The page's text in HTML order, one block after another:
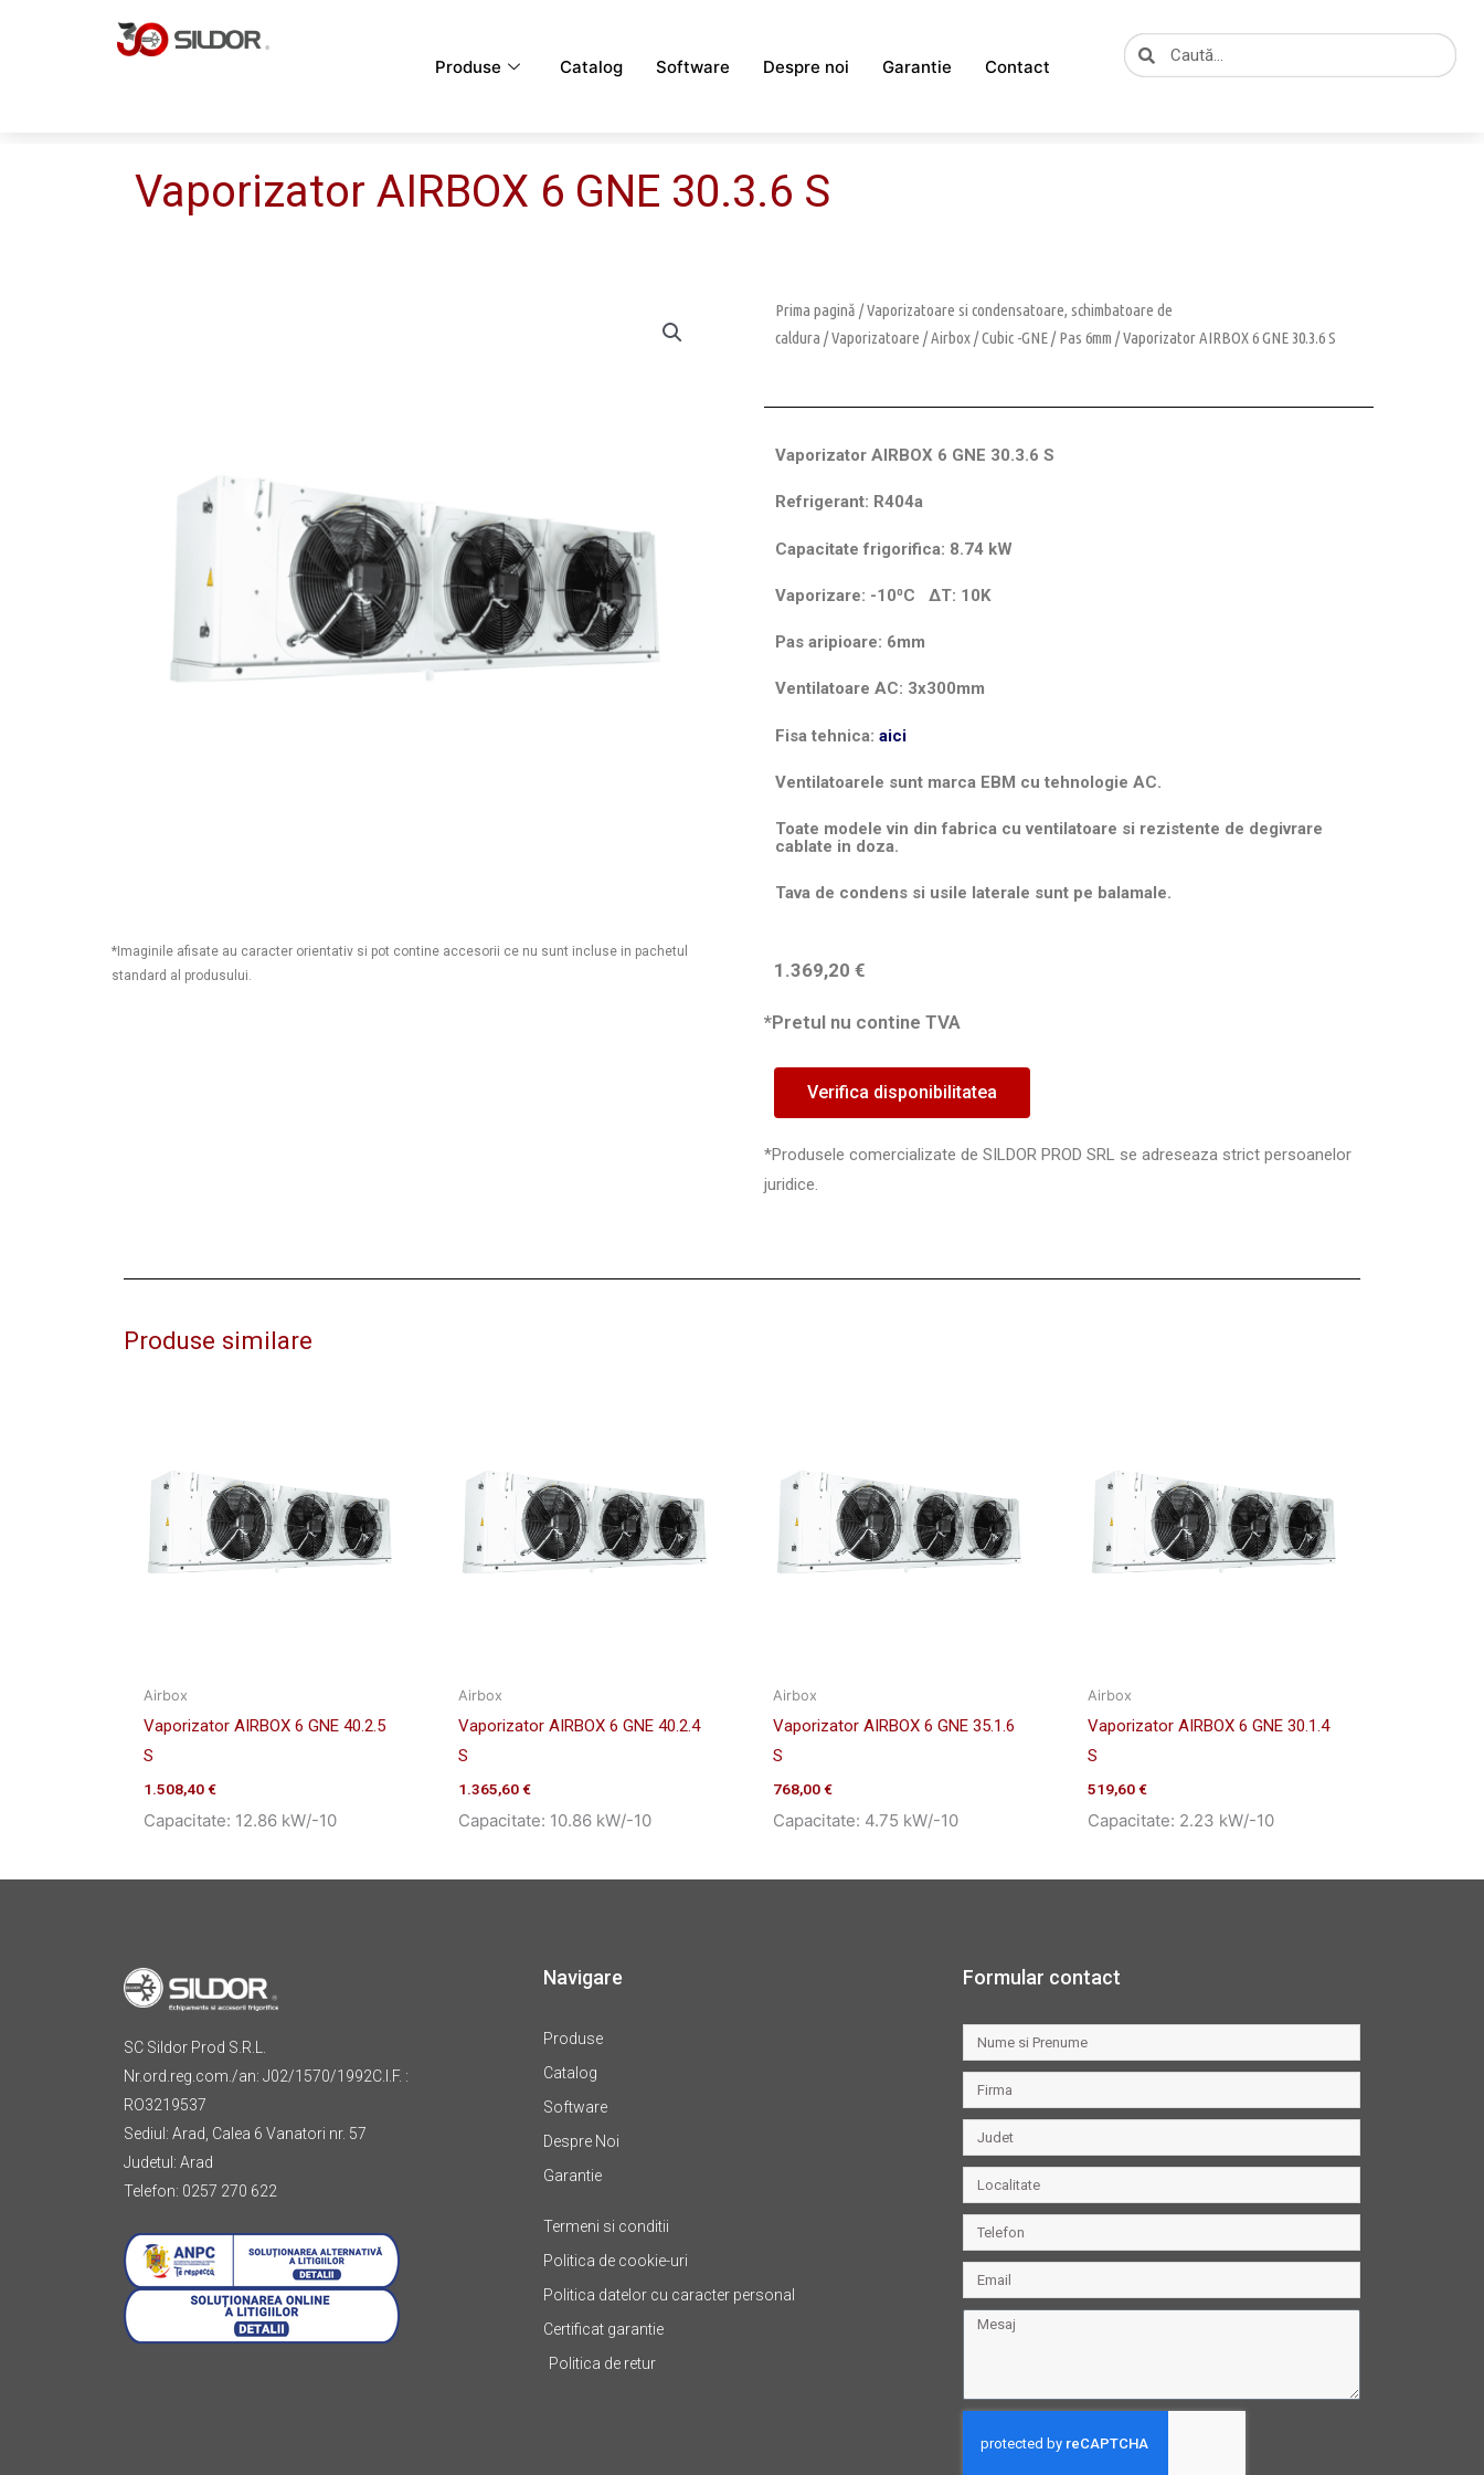
Produse Catalog Software Despre noi Garantie Contact
CautăCaută
Vaporizator AIRBOX 6 GNE 30.3.6 S
*Imaginile afisate au caracter orientativ si pot contine accesorii ce nu sunt incluse in pachetul
standard al produsului.
Prima pagină /Vaporizatoare si condensatoare, schimbatoare de
caldura /Vaporizatoare /Airbox/Cubic -GNE/Pas 6mm / Vaporizator AIRBOX 6 GNE 30.3.6 S
Vaporizator AIRBOX 6 GNE 30.3.6 S
Refrigerant: R404a
Capacitate frigorifica: 8.74 kW
Vaporizare: -10⁰C ΔT: 10K
Pas aripioare: 6mm
Ventilatoare AC: 3x300mm
Fisa tehnica: aici
Ventilatoarele sunt marca EBM cu tehnologie AC.
Toate modele vin din fabrica cu ventilatoare si rezistente de degivrare
cablate in doza.
Tava de condens si usile laterale sunt pe balamale.
1.369,20 €
*Pretul nu contine TVA
Verifica disponibilitatea
*Produsele comercializate de SILDOR PROD SRL se adreseaza strict persoanelor
juridice.
Produse similare
Airbox
Vaporizator AIRBOX 6 GNE 40.2.5
S
1.508,40€
Capacitate: 12.86 kW/-10
Airbox
Vaporizator AIRBOX 6 GNE 40.2.4
S
1.365,60€
Capacitate: 10.86 kW/-10
Airbox
Vaporizator AIRBOX 6 GNE 35.1.6
S
768,00€
Capacitate: 4.75 kW/-10
Airbox
Vaporizator AIRBOX 6 GNE 30.1.4
S
519,60€
Capacitate: 2.23 kW/-10
SC Sildor Prod S.R.L.
Nr.ord.reg.com./an: J02/1570/1992C.I.F. :
RO3219537
Sediul: Arad, Calea 6 Vanatori nr. 57
Judetul: Arad
Telefon: 0257 270 622
Navigare
Produse
Catalog
Software
Despre Noi
Garantie
Termeni si conditii
Politica de cookie-uri
Politica datelor cu caracter personal
Certificat garantie
Politica de retur
Formular contact